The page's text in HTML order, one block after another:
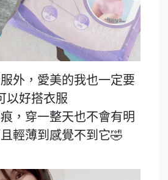
外，愛美的我也一定要
以好搭衣服
，穿一整天也不會有明
輕薄到感覺不到它🤣